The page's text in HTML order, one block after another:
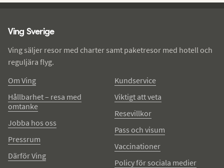
Ving Sverige
Ving säljer resor med charter samt paketresor med hotell och
reguljära flyg.
Om Ving
Hållbarhet – resa med
omtanke
Jobba hos oss
Pressrum
Därför Ving
Kundservice
Viktigt att veta
Resevillkor
Pass och visum
Vaccinationer
Policy för sociala medier